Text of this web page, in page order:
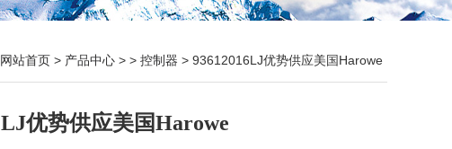
网站首页 > 产品中心 > > 控制器 > 93612016LJ优势供应美国Harowe
LJ优势供应美国Harowe